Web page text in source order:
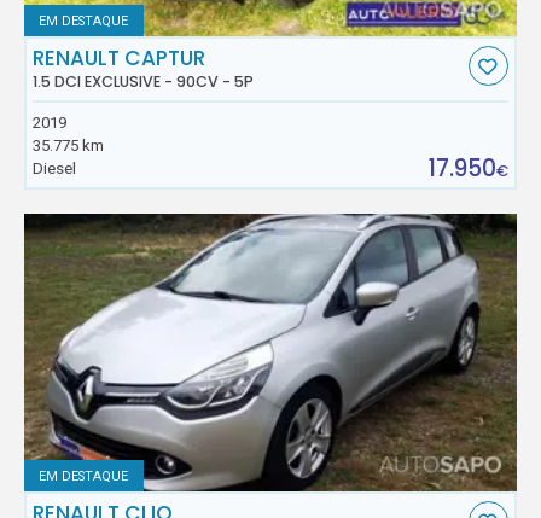
EM DESTAQUE
RENAULT CAPTUR
1.5 DCI EXCLUSIVE - 90CV - 5P
2019
35.775 km
Diesel
17.950€
EM DESTAQUE